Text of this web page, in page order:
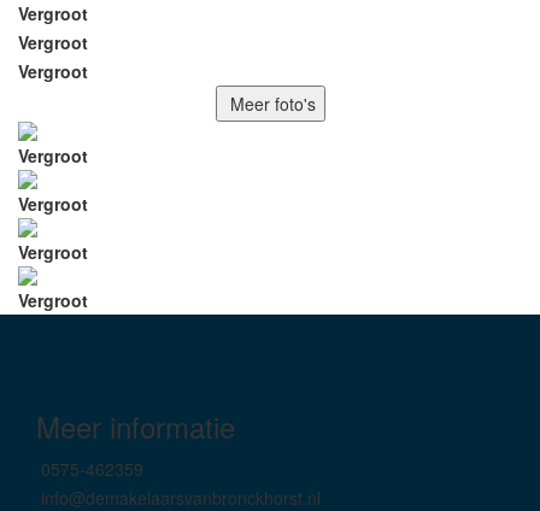
Vergroot
Vergroot
Vergroot
Meer foto's
Vergroot
Vergroot
Vergroot
Vergroot
Meer informatie
0575-462359
info@demakelaarsvanbronckhorst.nl